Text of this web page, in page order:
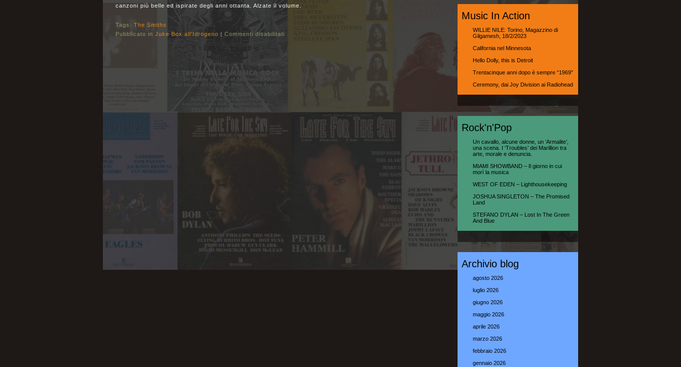
canzoni più belle ed ispirate degli anni ottanta. Alzate il volume.
Tags: The Smiths
Pubblicato in Juke Box all'Idrogeno | Commenti disabilitati
Music In Action
WILLIE NILE: Torino, Magazzino di
Gilgamesh, 18/2/2023
California nel Minnesota
Hello Dolly, this is Detroit
Trentacinque anni dopo è sempre “1969″
Ceremony, dai Joy Division ai Radiohead
Rock'n'Pop
Un cavallo, alcune donne, un ‘Armalite’,
una scena. I ‘Troubles’ dei Marillion tra
arte, morale e denuncia.
MIAMI SHOWBAND – Il giorno in cui
morì la musica
WEST OF EDEN – Lighthousekeeping
JOSHUA SINGLETON – The Promised
Land
STEFANO DYLAN – Lost In The Green
And Blue
Archivio blog
agosto 2026
luglio 2026
giugno 2026
maggio 2026
aprile 2026
marzo 2026
febbraio 2026
gennaio 2026